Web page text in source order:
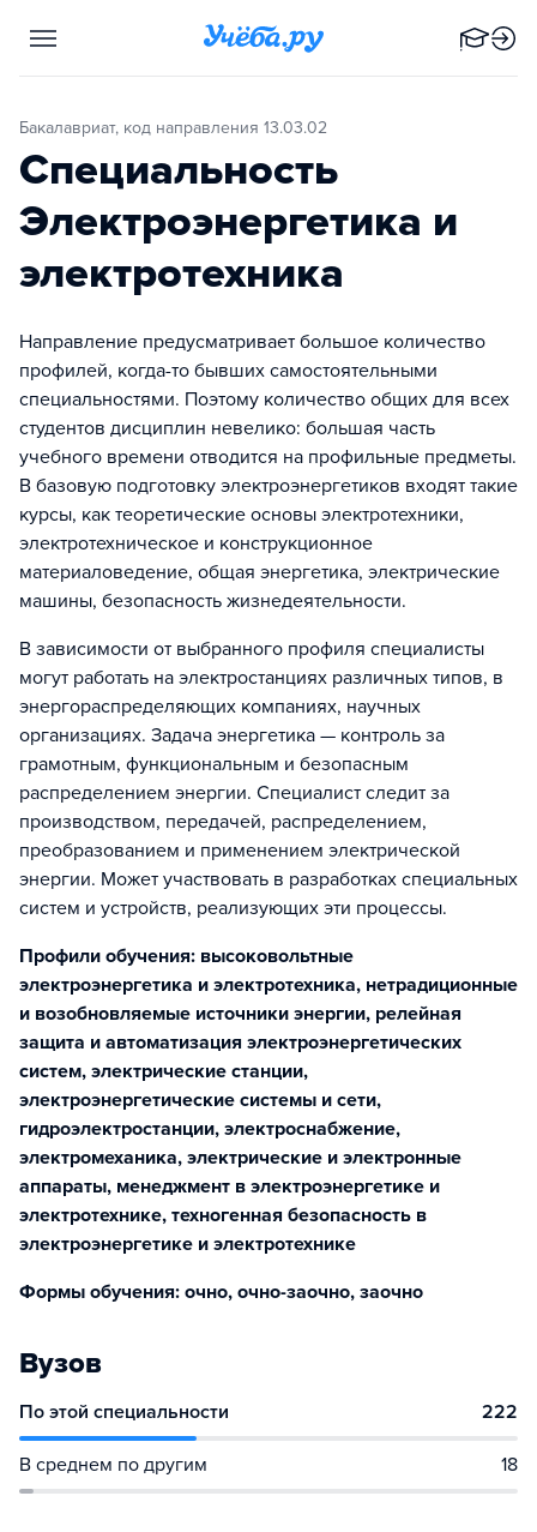
Бакалавриат, код направления 13.03.02
Специальность
Электроэнергетика и
электротехника
Направление предусматривает большое количество
профилей, когда-то бывших самостоятельными
специальностями. Поэтому количество общих для всех
студентов дисциплин невелико: большая часть
учебного времени отводится на профильные предметы.
В базовую подготовку электроэнергетиков входят такие
курсы, как теоретические основы электротехники,
электротехническое и конструкционное
материаловедение, общая энергетика, электрические
машины, безопасность жизнедеятельности.
В зависимости от выбранного профиля специалисты
могут работать на электростанциях различных типов, в
энергораспределяющих компаниях, научных
организациях. Задача энергетика — контроль за
грамотным, функциональным и безопасным
распределением энергии. Специалист следит за
производством, передачей, распределением,
преобразованием и применением электрической
энергии. Может участвовать в разработках специальных
систем и устройств, реализующих эти процессы.
Профили обучения: высоковольтные
электроэнергетика и электротехника, нетрадиционные
и возобновляемые источники энергии, релейная
защита и автоматизация электроэнергетических
систем, электрические станции,
электроэнергетические системы и сети,
гидроэлектростанции, электроснабжение,
электромеханика, электрические и электронные
аппараты, менеджмент в электроэнергетике и
электротехнике, техногенная безопасность в
электроэнергетике и электротехнике
Формы обучения: очно, очно-заочно, заочно
Вузов
По этой специальности 222
В среднем по другим 18